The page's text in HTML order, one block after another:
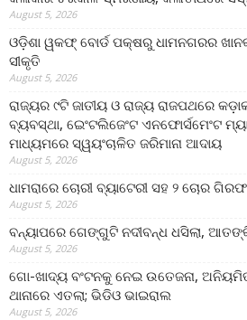
August 5, 2026
ଓଡ଼ିଶା ୱକଫ୍ ବୋର୍ଡ ପକ୍ଷରୁ ଧାମନଗରର
ସୀକୃତି
August 5, 2026
ରାଜ୍ୟର ୯ଟି ଜାତୀୟ ଓ ରାଜ୍ୟ ରାଜପଥରେ
ବ୍ୟବସ୍ଥା, ଇେଂଟଲିଜେଂଟ ଏନଫୋର୍ସମେଂଟ
ମାଧ୍ୟମରେ ସ୍ୱୟଂଚାଳିତ ଜରିମାନା ଆଦାୟ
August 5, 2026
ଧାମରାରେ ଚୋରୀ ବ୍ୟାଟେରୀ ସହ ୨ ଚୋର ଗିରଫ
August 5, 2026
ବନ୍ୟାପରେ ଗେଙ୍ଗୁଟି ନଦୀବନ୍ଧ ଧସିଲା,
August 5, 2026
ଗୋ-ଖାଦ୍ୟ ବଂଟନକୁ ନେଇ ଉତେଜନା,
ଥାନାରେ ଏତଲା; ଭିଡିଓ ଭାଇରାଲ
August 5, 2026